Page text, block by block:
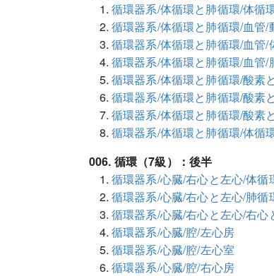
循環器系/体循環と肺循環/体循
循環器系/体循環と肺循環/血管/
循環器系/体循環と肺循環/血管/
循環器系/体循環と肺循環/血管/
循環器系/体循環と肺循環/酸素
循環器系/体循環と肺循環/酸素
循環器系/体循環と肺循環/酸素
循環器系/体循環と肺循環/体循
006. 循環（7級）：後半
循環器系/心臓/右心と左心/体
循環器系/心臓/右心と左心/肺
循環器系/心臓/右心と左心/右心
循環器系/心臓/腔/左心房
循環器系/心臓/腔/左心室
循環器系/心臓/腔/右心房